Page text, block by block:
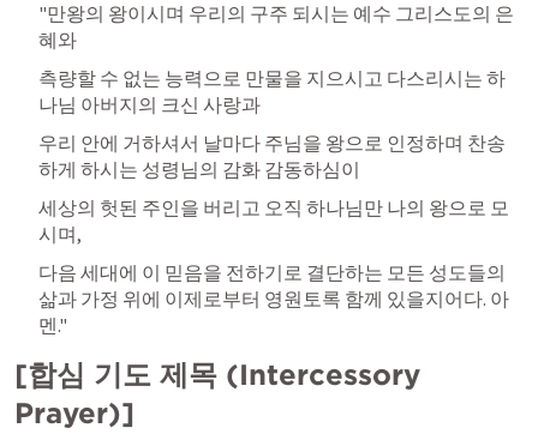
"만왕의 왕이시며 우리의 구주 되시는 예수 그리스도의 은
혜와
측량할 수 없는 능력으로 만물을 지으시고 다스리시는 하
나님 아버지의 크신 사랑과
우리 안에 거하셔서 날마다 주님을 왕으로 인정하며 찬송
하게 하시는 성령님의 감화 감동하심이
세상의 헛된 주인을 버리고 오직 하나님만 나의 왕으로 모
시며,
다음 세대에 이 믿음을 전하기로 결단하는 모든 성도들의
삶과 가정 위에 이제로부터 영원토록 함께 있을지어다. 아
멘."
[합심 기도 제목 (Intercessory
Prayer)]